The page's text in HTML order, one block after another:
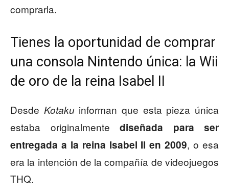
comprarla.
Tienes la oportunidad de comprar
una consola Nintendo única: la Wii
de oro de la reina Isabel II
Desde Kotakuinforman que esta pieza única
estaba originalmente diseñada para ser
entregada a la reina Isabel II en 2009, o esa
era la intención de la compañía de videojuegos
THQ.